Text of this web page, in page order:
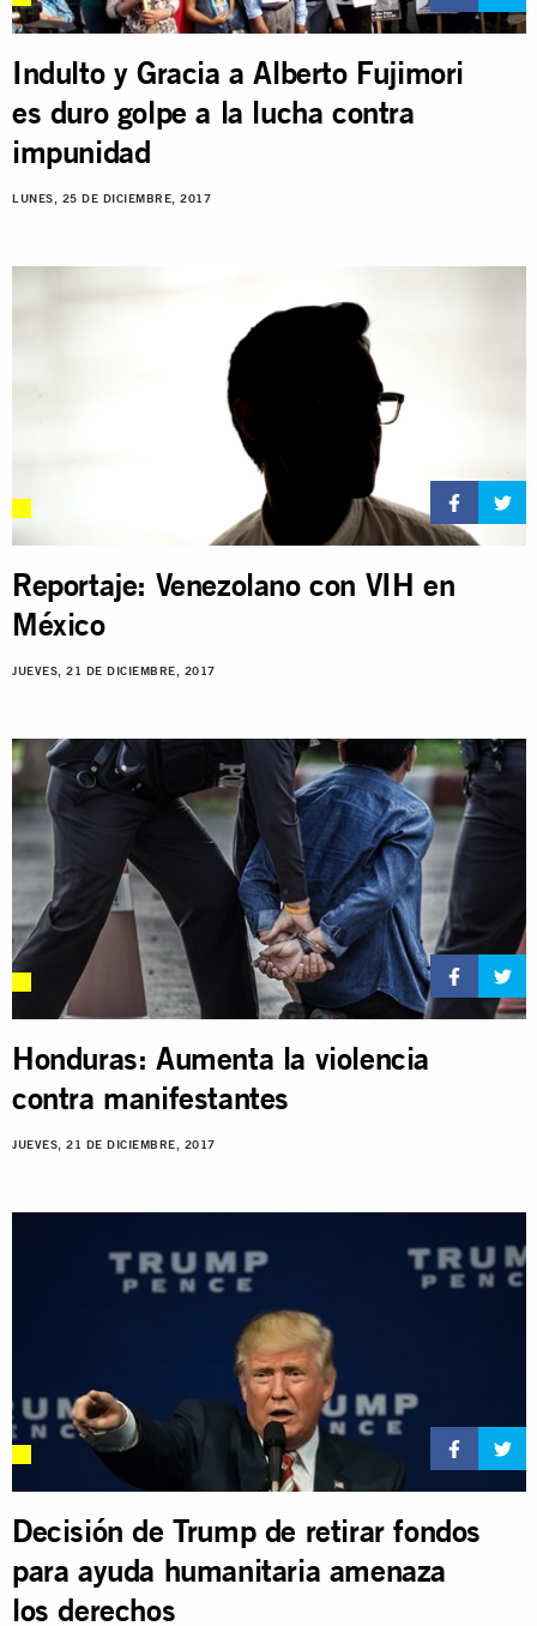
Indulto y Gracia a Alberto Fujimori
es duro golpe a la lucha contra
impunidad
LUNES, 25 DE DICIEMBRE, 2017
Reportaje: Venezolano con VIH en
México
JUEVES, 21 DE DICIEMBRE, 2017
Honduras: Aumenta la violencia
contra manifestantes
JUEVES, 21 DE DICIEMBRE, 2017
Decisión de Trump de retirar fondos
para ayuda humanitaria amenaza
los derechos